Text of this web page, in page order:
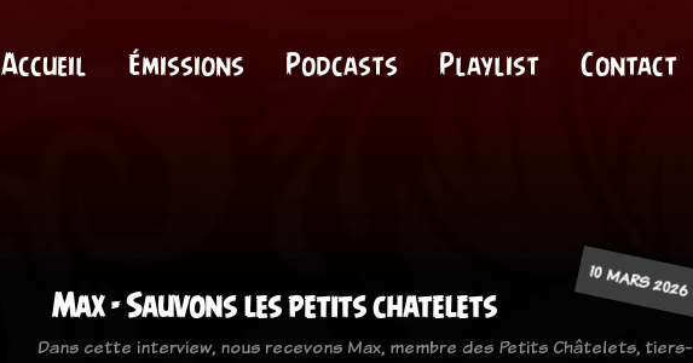
Accueil Émissions Podcasts Playlist Contact
10 MARS 2026
Max - Sauvons les petits chatelets
Dans cette interview, nous recevons Max, membre des Petits Châtelets, tiers-